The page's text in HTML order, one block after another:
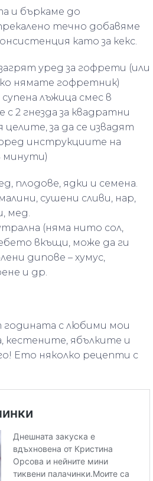
и бъркаме до
течно добавяме
като за кекс.
уред за гофрети (или
нямате гофретник)
лъжица смес в
2 гнезда за квадратни
за да се извадят
инструкциите на
минути)
плодове, ядки и семена.
сушени сливи, нар,
мед.
(няма нито сол,
вкъщи, може да ги
дипове – хумус,
и др.
с любими мои
кестените, ябълките и
Ето няколко рецепти с